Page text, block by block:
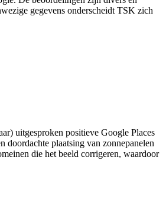
gegevens onderscheidt TSK zich
uitgesproken positieve Google Places
doordachte plaatsing van zonnepanelen
die het beeld corrigeren, waardoor